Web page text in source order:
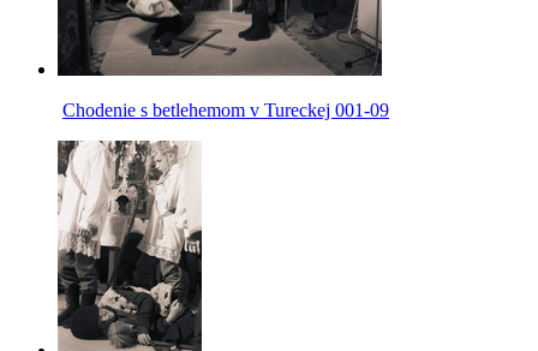
Chodenie s betlehemom v Tureckej 001-09